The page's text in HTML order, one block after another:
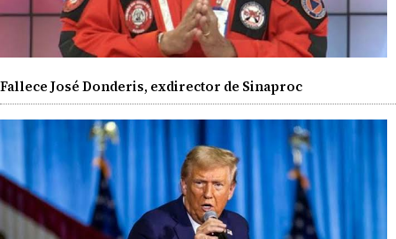
Fallece José Donderis, exdirector de Sinaproc